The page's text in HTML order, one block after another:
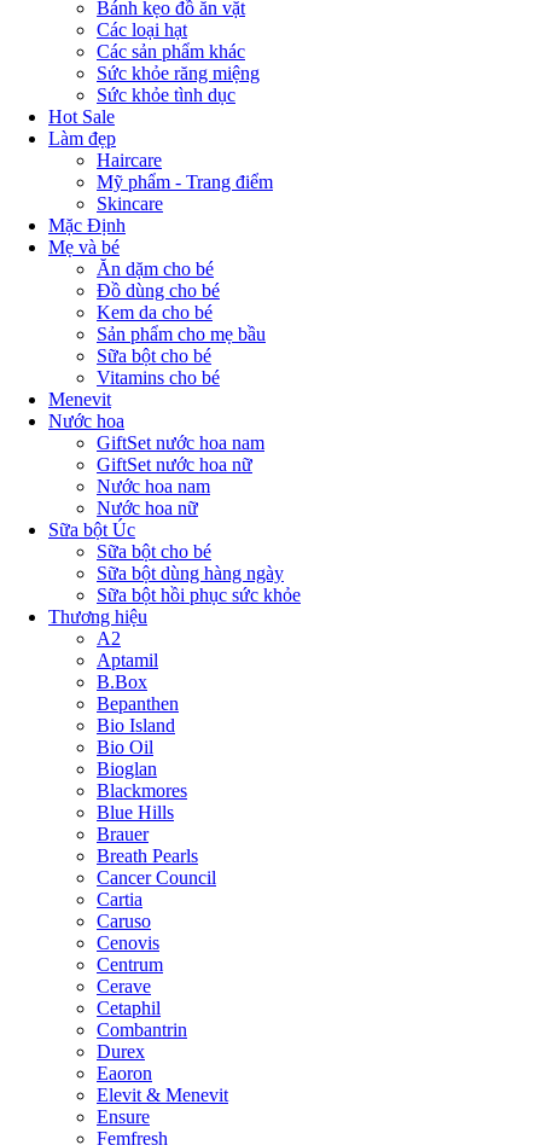
Bánh kẹo đồ ăn vặt
Các loại hạt
Các sản phẩm khác
Sức khỏe răng miệng
Sức khỏe tình dục
Hot Sale
Làm đẹp
Haircare
Mỹ phẩm - Trang điểm
Skincare
Mặc Định
Mẹ và bé
Ăn dặm cho bé
Đồ dùng cho bé
Kem da cho bé
Sản phẩm cho mẹ bầu
Sữa bột cho bé
Vitamins cho bé
Menevit
Nước hoa
GiftSet nước hoa nam
GiftSet nước hoa nữ
Nước hoa nam
Nước hoa nữ
Sữa bột Úc
Sữa bột cho bé
Sữa bột dùng hàng ngày
Sữa bột hồi phục sức khỏe
Thương hiệu
A2
Aptamil
B.Box
Bepanthen
Bio Island
Bio Oil
Bioglan
Blackmores
Blue Hills
Brauer
Breath Pearls
Cancer Council
Cartia
Caruso
Cenovis
Centrum
Cerave
Cetaphil
Combantrin
Durex
Eaoron
Elevit & Menevit
Ensure
Femfresh